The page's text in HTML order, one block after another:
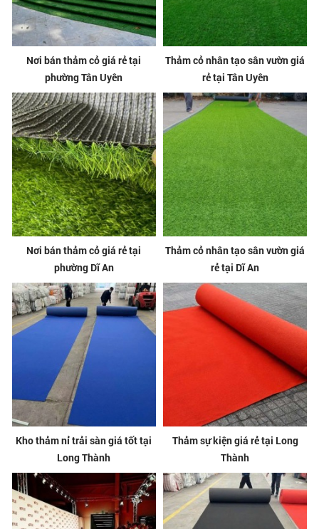
Nơi bán thảm cỏ giá rẻ tại
phường Tân Uyên
Thảm cỏ nhân tạo sân vườn giá
rẻ tại Tân Uyên
Nơi bán thảm cỏ giá rẻ tại
phường Dĩ An
Thảm cỏ nhân tạo sân vườn giá
rẻ tại Dĩ An
Kho thảm nỉ trải sàn giá tốt tại
Long Thành
Thảm sự kiện giá rẻ tại Long
Thành